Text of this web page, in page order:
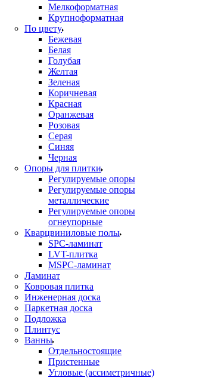
Мелкоформатная
Крупноформатная
По цвету
Бежевая
Белая
Голубая
Желтая
Зеленая
Коричневая
Красная
Оранжевая
Розовая
Серая
Синяя
Черная
Опоры для плитки
Регулируемые опоры
Регулируемые опоры
металлические
Регулируемые опоры
огнеупорные
Кварцвиниловые полы
SPC-ламинат
LVT-плитка
MSPC-ламинат
Ламинат
Ковровая плитка
Инженерная доска
Паркетная доска
Подложка
Плинтус
Ванны
Отдельностоящие
Пристенные
Угловые (ассиметричные)